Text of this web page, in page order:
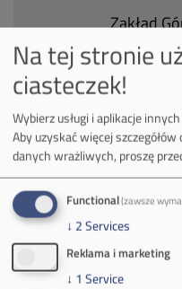
Zakład
ul.
32-
Na tej stronie
ciasteczek!
Wybierz usługi i aplikacje
Aby uzyskać więcej
danych wrażliwych, proszę
Functional(zawsze
↓ 2Services
Reklama i marketing
↓ 1 Service